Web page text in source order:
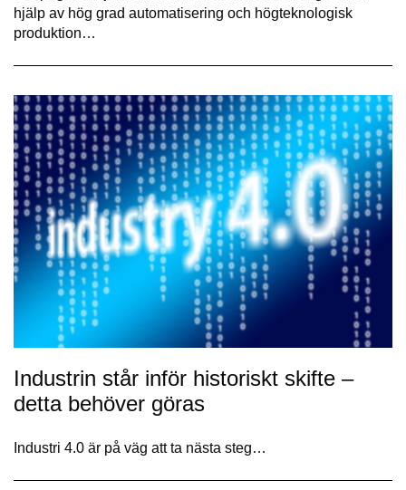
hjälp av hög grad automatisering och högteknologisk
produktion…
Industrin står inför historiskt skifte –
detta behöver göras
Industri 4.0 är ​​på väg att ta nästa steg…